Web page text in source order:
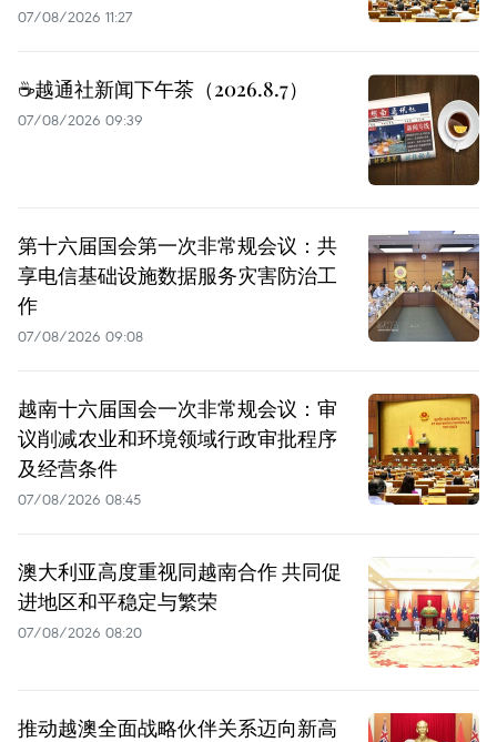
07/08/2026 11:27
☕️越通社新闻下午茶（2026.8.7）
07/08/2026 09:39
第十六届国会第一次非常规会议：共
享电信基础设施数据服务灾害防治工
作
07/08/2026 09:08
越南十六届国会一次非常规会议：审
议削减农业和环境领域行政审批程序
及经营条件
07/08/2026 08:45
澳大利亚高度重视同越南合作 共同促
进地区和平稳定与繁荣
07/08/2026 08:20
推动越澳全面战略伙伴关系迈向新高